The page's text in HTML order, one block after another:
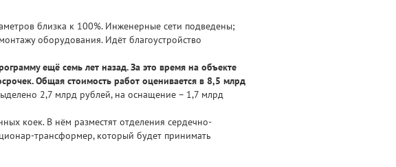
близка к 100%. Инженерные сети подведены;
оборудования. Идёт благоустройство
ещё семь лет назад. За это время на объекте
Общая стоимость работ оценивается в 8,5 млрд
2,7 млрд рублей, на оснащение – 1,7 млрд
коек. В нём разместят отделения сердечно-
трансформер, который будет принимать